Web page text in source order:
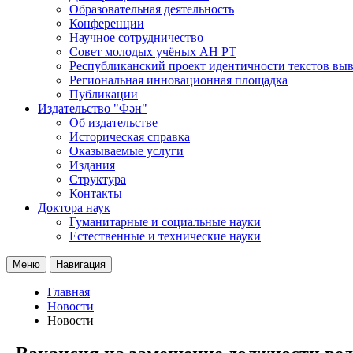
Образовательная деятельность
Конференции
Научное сотрудничество
Совет молодых учёных АН РТ
Республиканский проект идентичности текстов
Региональная инновационная площадка
Публикации
Издательство "Фән"
Об издательстве
Историческая справка
Оказываемые услуги
Издания
Структура
Контакты
Доктора наук
Гуманитарные и социальные науки
Естественные и технические науки
Меню Навигация
Главная
Новости
Новости